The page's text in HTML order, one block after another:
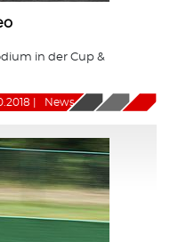
in der Cup &
News